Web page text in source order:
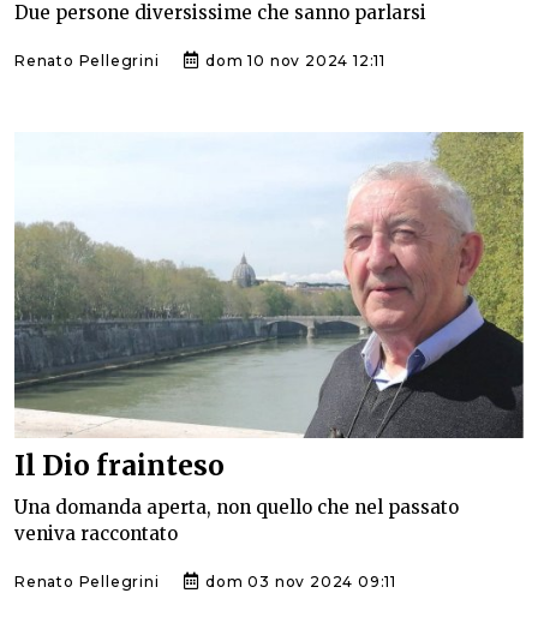
Due persone diversissime che sanno parlarsi
Renato Pellegrini dom 10 nov 2024 12:11
Il Dio frainteso
Una domanda aperta, non quello che nel passato
veniva raccontato
Renato Pellegrini dom 03 nov 2024 09:11